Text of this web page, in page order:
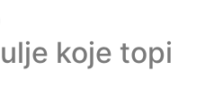
koje topi